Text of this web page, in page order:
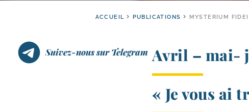
ACCUEIL PUBLICATIONS MYSTERIUM
Suivez-nous sur Telegram Avril – mai-
« Je vous ai